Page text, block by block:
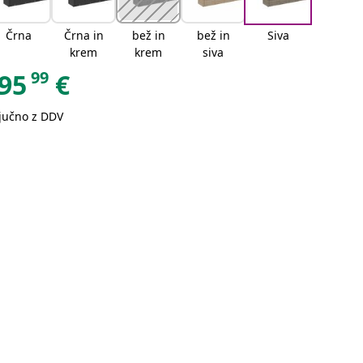
Črna
Črna in
krem
bež in
krem
bež in
siva
Siva
99 €
z DDV